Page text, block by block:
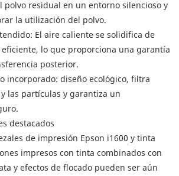
polvo residual en un entorno silencioso y
la utilización del polvo.
El aire caliente se solidifica de
lo que proporciona una garantía
posterior.
incorporado: diseño ecológico, filtra
las partículas y garantiza un
destacados
de impresión Epson i1600 y tinta
impresos con tinta combinados con
y efectos de flocado pueden ser aún